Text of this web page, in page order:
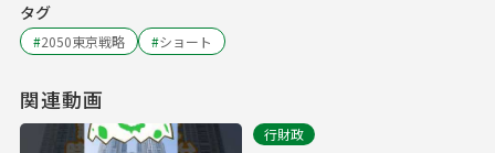
タグ
#2050東京戦略 #ショート
関連動画
行財政